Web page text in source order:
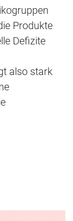
Produkte
Defizite
also stark